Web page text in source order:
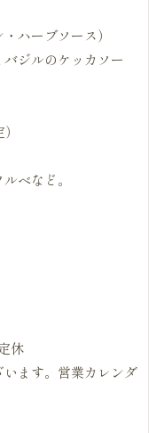
ハーブソース）
ジルのケッカソー
ベなど。
休
ます。営業カレンダ